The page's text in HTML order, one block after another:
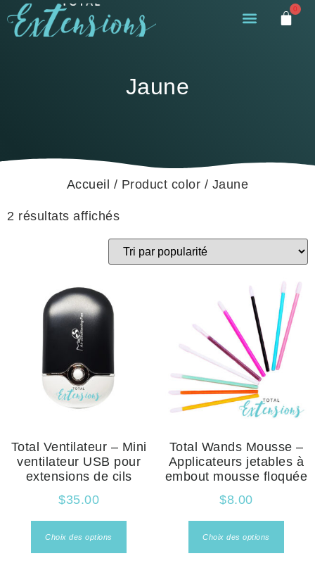
0
Jaune
Accueil / Product color / Jaune
2 résultats affichés
Total Ventilateur – Mini
ventilateur USB pour
extensions de cils
$35.00
Choix des options
Total Wands Mousse –
Applicateurs jetables à
embout mousse floquée
$8.00
Choix des options